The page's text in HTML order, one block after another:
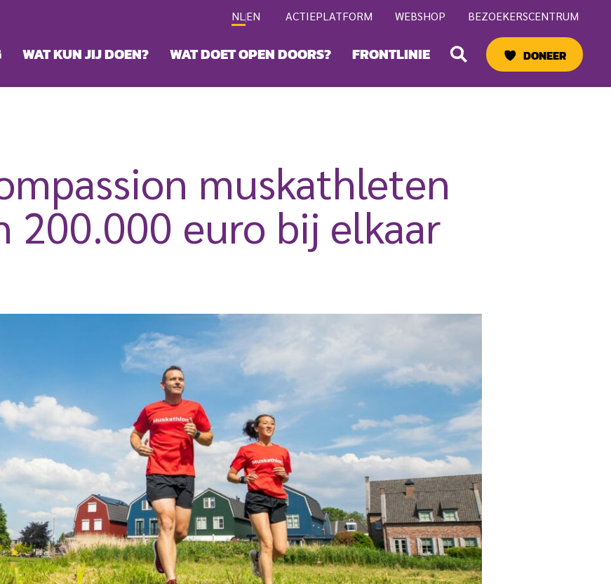
NL EN ACTIEPLATFORM WEBSHOP BEZOEKERSCENTRUM
WAT KUN JIJ DOEN? WAT DOET OPEN DOORS? FRONTLINIE Zoeken DONEER
muskathleten
200.000 euro bij elkaar